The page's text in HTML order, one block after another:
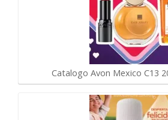
Catalogo Avon Mexico C13